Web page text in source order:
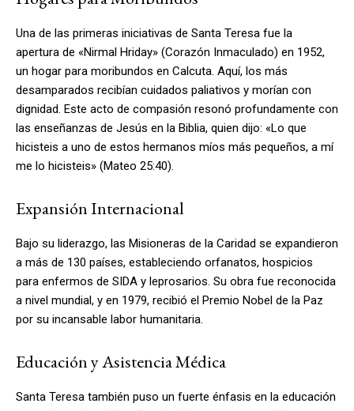
Una de las primeras iniciativas de Santa Teresa fue la
apertura de «Nirmal Hriday» (Corazón Inmaculado) en 1952,
un hogar para moribundos en Calcuta. Aquí, los más
desamparados recibían cuidados paliativos y morían con
dignidad. Este acto de compasión resonó profundamente con
las enseñanzas de Jesús en la Biblia, quien dijo: «Lo que
hicisteis a uno de estos hermanos míos más pequeños, a mí
me lo hicisteis» (Mateo 25:40).
Expansión Internacional
Bajo su liderazgo, las Misioneras de la Caridad se expandieron
a más de 130 países, estableciendo orfanatos, hospicios
para enfermos de SIDA y leprosarios. Su obra fue reconocida
a nivel mundial, y en 1979, recibió el Premio Nobel de la Paz
por su incansable labor humanitaria.
Educación y Asistencia Médica
Santa Teresa también puso un fuerte énfasis en la educación